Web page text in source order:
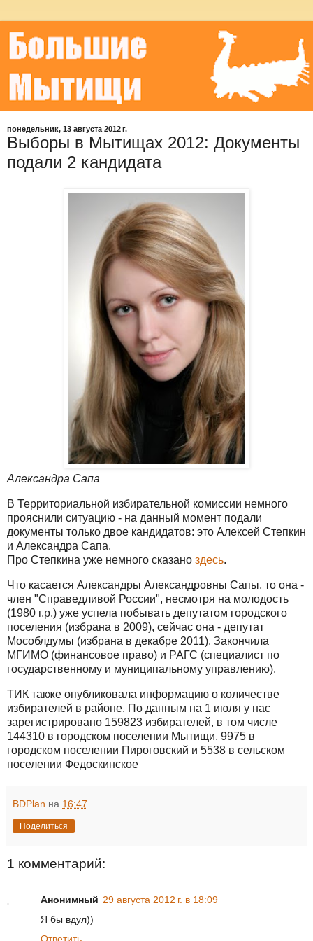
понедельник, 13 августа 2012 г.
Выборы в Мытищах 2012: Документы
подали 2 кандидата
Александра Сапа
В Территориальной избирательной комиссии немного
прояснили ситуацию - на данный момент подали
документы только двое кандидатов: это Алексей Степкин
и Александра Сапа.
Про Степкина уже немного сказано здесь.
Что касается Александры Александровны Сапы, то она -
член "Справедливой России", несмотря на молодость
(1980 г.р.) уже успела побывать депутатом городского
поселения (избрана в 2009), сейчас она - депутат
Мособлдумы (избрана в декабре 2011). Закончила
МГИМО (финансовое право) и РАГС (специалист по
государственному и муниципальному управлению).
ТИК также опубликовала информацию о количестве
избирателей в районе. По данным на 1 июля у нас
зарегистрировано 159823 избирателей, в том числе
144310 в городском поселении Мытищи, 9975 в
городском поселении Пироговский и 5538 в сельском
поселении Федоскинское
BDPlan на 16:47
Поделиться
1 комментарий:
Анонимный 29 августа 2012 г. в 18:09
Я бы вдул))